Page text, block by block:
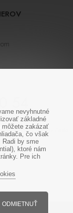
počas sezóny často
nevyhnutné
základné
môžete zakázať
čo však
Radi by sme
ktoré nám
Pre ich
ODMIETNUŤ